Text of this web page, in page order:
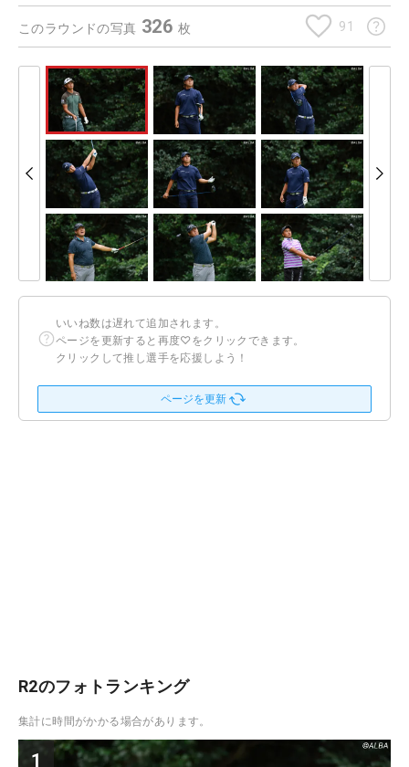
このラウンドの写真 326 枚 91
いいね数は遅れて追加されます。
ページを更新すると再度♡をクリックできます。
クリックして推し選手を応援しよう！
ページを更新
R2のフォトランキング
集計に時間がかかる場合があります。
1